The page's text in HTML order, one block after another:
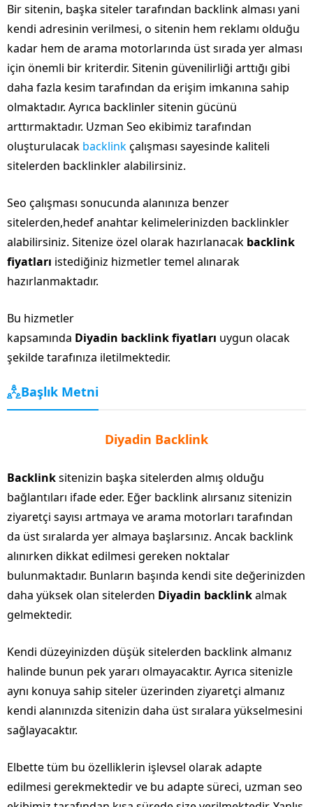
Bir sitenin, başka siteler tarafından backlink alması yani
kendi adresinin verilmesi, o sitenin hem reklamı olduğu
kadar hem de arama motorlarında üst sırada yer alması
için önemli bir kriterdir. Sitenin güvenilirliği arttığı gibi
daha fazla kesim tarafından da erişim imkanına sahip
olmaktadır. Ayrıca backlinler sitenin gücünü
arttırmaktadır. Uzman Seo ekibimiz tarafından
oluşturulacak backlinkçalışması sayesinde kaliteli
sitelerden backlinkler alabilirsiniz.
Seo çalışması sonucunda alanınıza benzer
sitelerden,hedef anahtar kelimelerinizden backlinkler
alabilirsiniz. Sitenize özel olarak hazırlanacak backlink
fiyatları istediğiniz hizmetler temel alınarak
hazırlanmaktadır.
Bu hizmetler
kapsamında Diyadin backlink fiyatları uygun olacak
şekilde tarafınıza iletilmektedir.
Başlık Metni
Diyadin Backlink
Backlinksitenizin başka sitelerden almış olduğu
bağlantıları ifade eder. Eğer backlink alırsanız sitenizin
ziyaretçi sayısı artmaya ve arama motorları tarafından
da üst sıralarda yer almaya başlarsınız. Ancak backlink
alınırken dikkat edilmesi gereken noktalar
bulunmaktadır. Bunların başında kendi site değerinizden
daha yüksek olan sitelerden Diyadin backlinkalmak
gelmektedir.
Kendi düzeyinizden düşük sitelerden backlink almanız
halinde bunun pek yararı olmayacaktır. Ayrıca sitenizle
aynı konuya sahip siteler üzerinden ziyaretçi almanız
kendi alanınızda sitenizin daha üst sıralara yükselmesini
sağlayacaktır.
Elbette tüm bu özelliklerin işlevsel olarak adapte
edilmesi gerekmektedir ve bu adapte süreci, uzman seo